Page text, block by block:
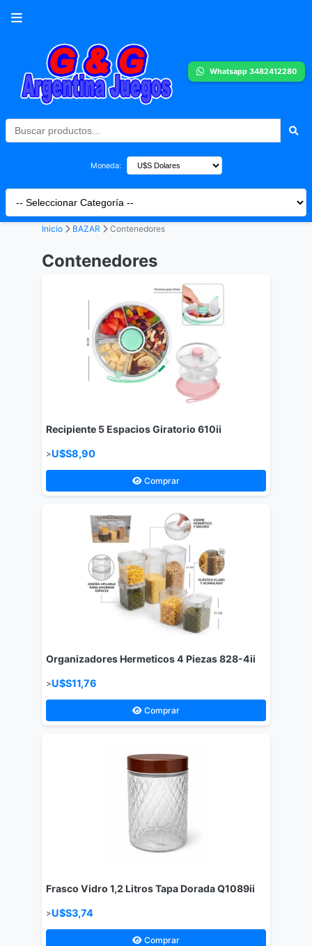
Whatsapp 3482412280
Moneda:
Inicio BAZAR Contenedores
Contenedores
Recipiente 5 Espacios Giratorio 610ii
>U$S8,90
Comprar
Organizadores Hermeticos 4 Piezas 828-4ii
>U$S11,76
Comprar
Frasco Vidro 1,2 Litros Tapa Dorada Q1089ii
>U$S3,74
Comprar